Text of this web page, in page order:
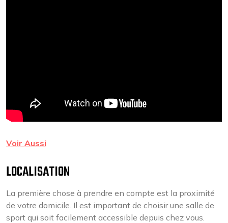
Voir Aussi
LOCALISATION
La première chose à prendre en compte est la proximité
de votre domicile. Il est important de choisir une salle de
sport qui soit facilement accessible depuis chez vous.